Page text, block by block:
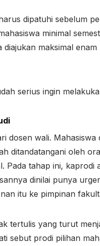
dipatuhi sebelum
minimal
diajukan maksimal
serius ingin
dosen wali.
ditandatangani oleh
Pada tahap ini, kaprodi
dinilai punya
itu ke pimpinan
tertulis yang turut
sebut prodi pilihan